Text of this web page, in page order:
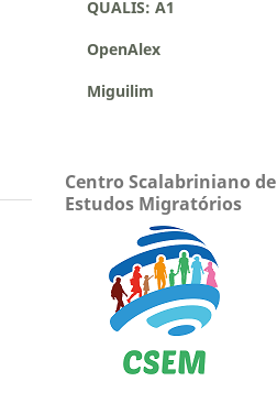
QUALIS: A1
OpenAlex
Miguilim
Centro Scalabriniano de
Estudos Migratórios